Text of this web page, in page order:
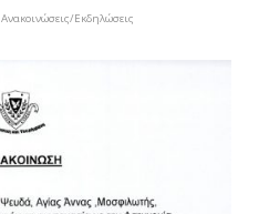
Ανακοινώσεις/Εκδηλώσεις